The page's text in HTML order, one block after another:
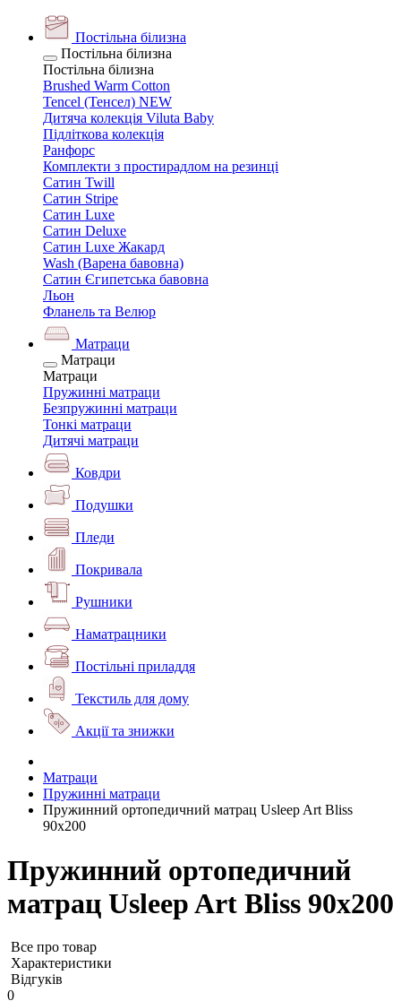
Постільна білизна
Постільна білизна
Постільна білизна
Brushed Warm Cotton
Tencel (Тенсел) NEW
Дитяча колекція Viluta Baby
Підліткова колекція
Ранфорс
Комплекти з простирадлом на резинці
Сатин Twill
Сатин Stripe
Сатин Luxe
Сатин Deluxe
Сатин Luxe Жакард
Wash (Варена бавовна)
Сатин Єгипетська бавовна
Льон
Фланель та Велюр
Матраци
Матраци
Матраци
Пружинні матраци
Безпружинні матраци
Тонкі матраци
Дитячі матраци
Ковдри
Подушки
Пледи
Покривала
Рушники
Наматрацники
Постільні приладдя
Текстиль для дому
Акції та знижки
Матраци
Пружинні матраци
Пружинний ортопедичний матрац Usleep Art Bliss
90x200
Пружинний ортопедичний
матрац Usleep Art Bliss 90x200
Все про товар
Характеристики
Відгуків
0